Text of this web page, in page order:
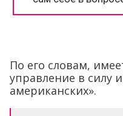
По его словам,
управление в силу
американских».